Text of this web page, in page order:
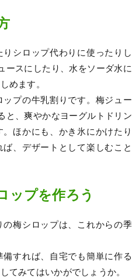
シロップ代わりに使ったりし
ースにしたり、水をソーダ水に
めます。
プの牛乳割りです。梅ジュー
と、爽やかなヨーグルトドリン
ほかにも、かき氷にかけたり
、デザートとして楽しむこと
ップを作ろう
梅シロップは、これからの季
すれば、自宅でも簡単に作る
てみてはいかがでしょうか。